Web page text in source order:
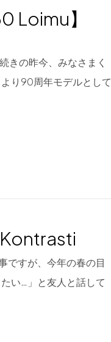
Loimu】
さまく
り90周年モデルとして
ですが、今年の春の目
い…」と友人と話して